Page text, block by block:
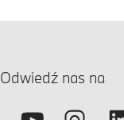
Odwiedź nas na